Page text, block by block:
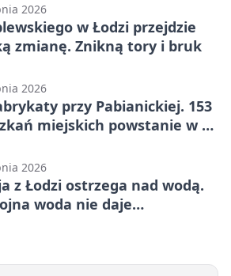
2026
w Łodzi przejdzie
zmianę. Znikną tory i bruk
2026
przy Pabianickiej. 153
miejskich powstanie w 15
2026
z Łodzi ostrzega nad wodą.
woda nie daje